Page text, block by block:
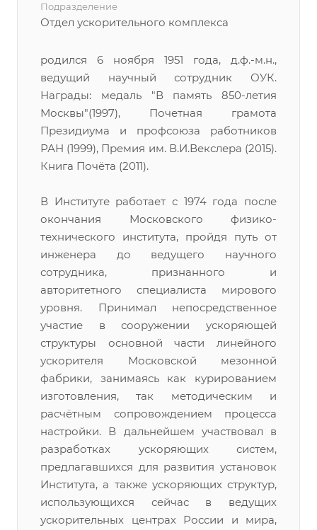
Подразделение
Отдел ускорительного комплекса
родился 6 ноября 1951 года, д.ф.-м.н.,
ведущий научный сотрудник ОУК.
Награды: медаль "В память 850-летия
Москвы"(1997), Почетная грамота
Президиума и профсоюза работников
РАН (1999), Премия им. В.И.Векслера (2015).
Книга Почёта (2011).
В Институте работает с 1974 года после
окончания Московского физико-
технического института, пройдя путь от
инженера до ведущего научного
сотрудника, признанного и
авторитетного специалиста мирового
уровня. Принимал непосредственное
участие в сооружении ускоряющей
структуры основной части линейного
ускорителя Московской мезонной
фабрики, занимаясь как курированием
изготовления, так методическим и
расчётным сопровождением процесса
настройки. В дальнейшем участвовал в
разработках ускоряющих систем,
предлагавшихся для развития установок
Института, а также ускоряющих структур,
использующихся сейчас в ведущих
ускорительных центрах России и мира,